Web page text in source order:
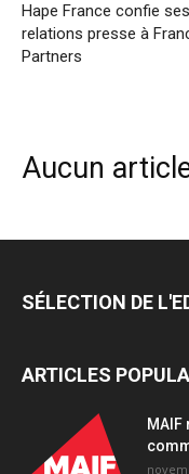
Hape France confie ses
relations presse à
Partners
Aucun
SÉLECTION DE
ARTICLES